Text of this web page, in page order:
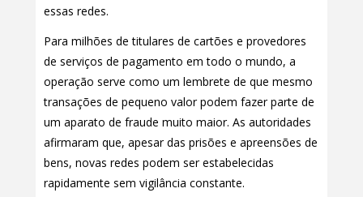
essas redes.
Para milhões de titulares de cartões e provedores
de serviços de pagamento em todo o mundo, a
operação serve como um lembrete de que mesmo
transações de pequeno valor podem fazer parte de
um aparato de fraude muito maior. As autoridades
afirmaram que, apesar das prisões e apreensões de
bens, novas redes podem ser estabelecidas
rapidamente sem vigilância constante.